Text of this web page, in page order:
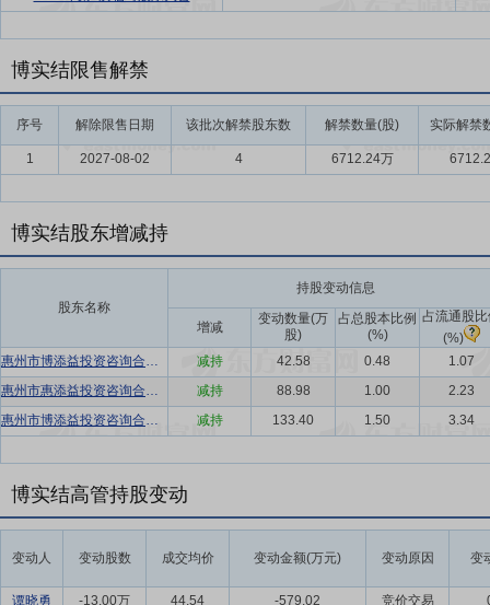
博实结限售解禁
序号 解除限售日期 该批次解禁股东数 解禁数量(股) 实际解禁
1 2027-08-02 4 6712.24万
博实结股东增减持
股东名称
持股变动信息
增减
变动数量(万
股)
占总股本比例
(%)
占流通股
(%)
惠州市博添益投资咨询合伙企业(有限合伙)
减持 42.58 0.48
1.07
惠州市惠添益投资咨询合伙企业(有限合伙)
减持 88.98 1.00
2.23
惠州市博添益投资咨询合伙企业(有限合伙)
减持 133.40 1.50 3.34
博实结高管持股变动
变动人 变动股数 成交均价 变动金额(万元) 变动原因 变
谭晓勇 -13.00万 44.54 -579.02 竞价交易